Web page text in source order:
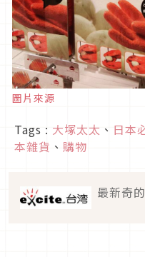
圖片來源
Tags : 大塚太太 、 日本
本雜貨 、 購物
最新奇